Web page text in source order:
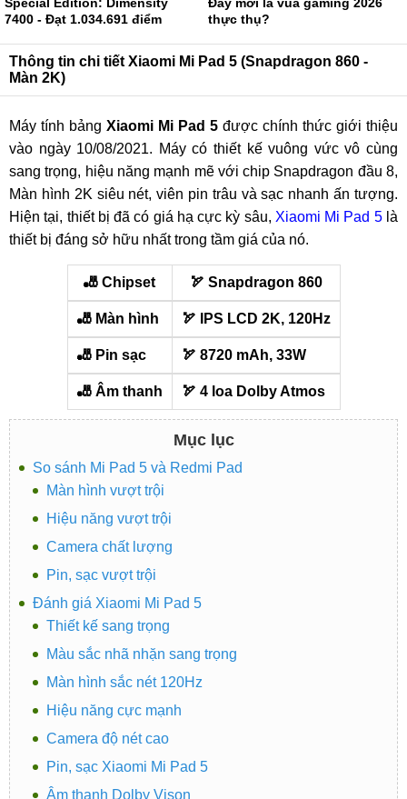
7400 - Đạt 1.034.691 điểm
thực thụ?
Thông tin chi tiết Xiaomi Mi Pad 5 (Snapdragon 860 -
Màn 2K)
Máy tính bảng Xiaomi Mi Pad 5 được chính thức giới thiệu
vào ngày 10/08/2021. Máy có thiết kế vuông vức vô cùng
sang trọng, hiệu năng mạnh mẽ với chip Snapdragon đầu 8,
Màn hình 2K siêu nét, viên pin trâu và sạc nhanh ấn tượng.
Hiện tại, thiết bị đã có giá hạ cực kỳ sâu, Xiaomi Mi Pad 5là
thiết bị đáng sở hữu nhất trong tầm giá của nó.
️🎳 Chipset ️🏹 Snapdragon 860
️🎳 Màn hình ️🏹 IPS LCD 2K, 120Hz
️🎳 Pin sạc ️🏹 8720 mAh, 33W
️🎳 Âm thanh ️🏹 4 loa Dolby Atmos
Mục lục
So sánh Mi Pad 5 và Redmi Pad
Màn hình vượt trội
Hiệu năng vượt trội
Camera chất lượng
Pin, sạc vượt trội
Đánh giá Xiaomi Mi Pad 5
Thiết kế sang trọng
Màu sắc nhã nhặn sang trọng
Màn hình sắc nét 120Hz
Hiệu năng cực mạnh
Camera độ nét cao
Pin, sạc Xiaomi Mi Pad 5
Âm thanh Dolby Vison